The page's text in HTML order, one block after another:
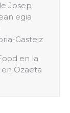
Josep
egia
Gasteiz
en la
Ozaeta